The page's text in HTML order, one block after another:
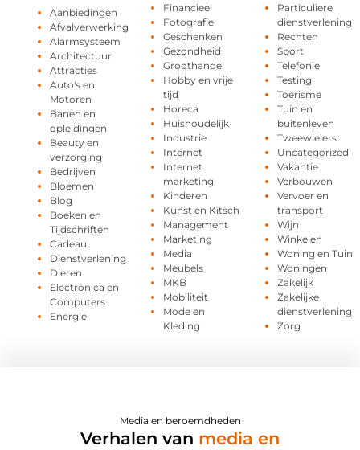
Aanbiedingen
Afvalverwerking
Alarmsysteem
Architectuur
Attracties
Auto's en
Motoren
Banen en
opleidingen
Beauty en
verzorging
Bedrijven
Bloemen
Blog
Boeken en
Tijdschriften
Cadeau
Dienstverlening
Dieren
Electronica en
Computers
Energie
Financieel
Fotografie
Geschenken
Gezondheid
Groothandel
Hobby en vrije
tijd
Horeca
Huishoudelijk
Industrie
Internet
Internet
marketing
Kinderen
Kunst en Kitsch
Management
Marketing
Media
Meubels
MKB
Mobiliteit
Mode en
Kleding
Particuliere
dienstverlening
Rechten
Sport
Telefonie
Testing
Toerisme
Tuin en
buitenleven
Tweewielers
Uncategorized
Vakantie
Verbouwen
Vervoer en
transport
Wijn
Winkelen
Woning en Tuin
Woningen
Zakelijk
Zakelijke
dienstverlening
Zorg
Media en beroemdheden
Verhalen van media en